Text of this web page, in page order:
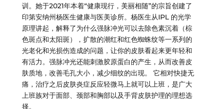
训。她于2021年本着“健康现行，美丽相随”的宗旨创建了
印第安纳州杨医生健康与医美诊所。杨医生从IPL 的光学
原理讲起，解释了为什么强脉冲光可以去除色素沉着（棕
色斑点和太阳斑），扩散的潮红和红色蜘蛛纹等一系列的
光老化和光损伤造成的问题，让你的皮肤看起来更年轻和
有活力。强脉冲光还能刺激胶原蛋白的产生，从而改善皮
肤质地，改善毛孔大小，减少细纹的出现。 它相对快捷无
痛，治疗之后皮肤炎症反应轻微马上就可以上班，是广大
上班族对于面部、颈部和胸部以及手背皮肤护理的理想选
择。